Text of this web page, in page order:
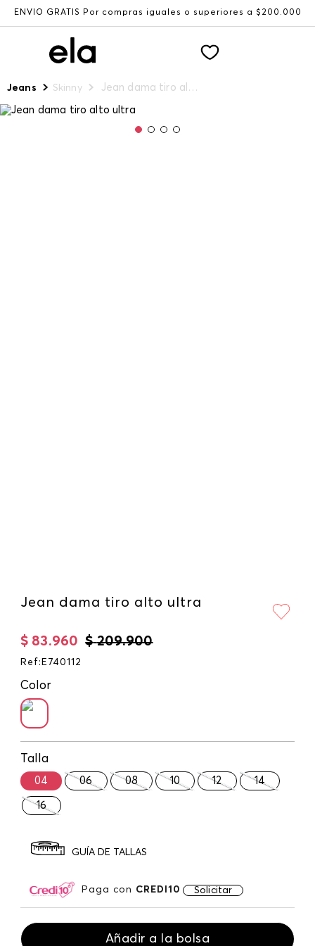
ENVÍO GRATIS Por compras iguales o superiores a $200.000
Jeans Skinny Jean dama tiro alto ultra
Jean dama tiro alto ultra
$ 209.900
$ 83.960
Ref : E740112
Color
Talla
04 06 08 10 12 14
16
GUÍA DE TALLAS
Paga con CREDI10 Solicitar
Añadir a la bolsa